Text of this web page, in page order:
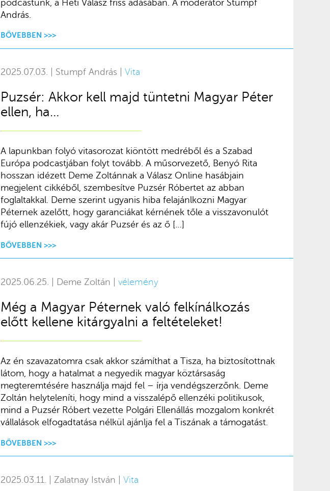
podcastunk, a Heti Válasz friss adásában. A moderátor Stumpf
András.
BŐVEBBEN >>>
2025.07.03. | Stumpf András | Vita
Puzsér: Akkor kell majd tüntetni Magyar Péter
ellen, ha…
A lapunkban folyó vitasorozat kiöntött medréből és a Szabad
Európa podcastjában folyt tovább. A műsorvezető, Benyó Rita
hosszan idézett Deme Zoltánnak a Válasz Online hasábjain
megjelent cikkéből, szembesítve Puzsér Róbertet az abban
foglaltakkal. Deme szerint ugyanis hiba felajánlkozni Magyar
Péternek azelőtt, hogy garanciákat kérnének tőle a visszavonulót
fújó ellenzékiek, vagy akár Puzsér és az ő […]
BŐVEBBEN >>>
2025.06.25. | Deme Zoltán | vélemény
Még a Magyar Péternek való felkínálkozás
előtt kellene kitárgyalni a feltételeket!
Az én szavazatomra csak akkor számíthat a Tisza, ha biztosítottnak
látom, hogy a hatalmat a negyedik magyar köztársaság
megteremtésére használja majd fel – írja vendégszerzőnk. Deme
Zoltán helyteleníti, hogy mind a visszalépő ellenzéki politikusok,
mind a Puzsér Róbert vezette Polgári Ellenállás mozgalom konkrét
vállalások elfogadtatása nélkül ajánlja fel a Tiszának a támogatást.
BŐVEBBEN >>>
2025.03.11. | Zalatnay István | Vita